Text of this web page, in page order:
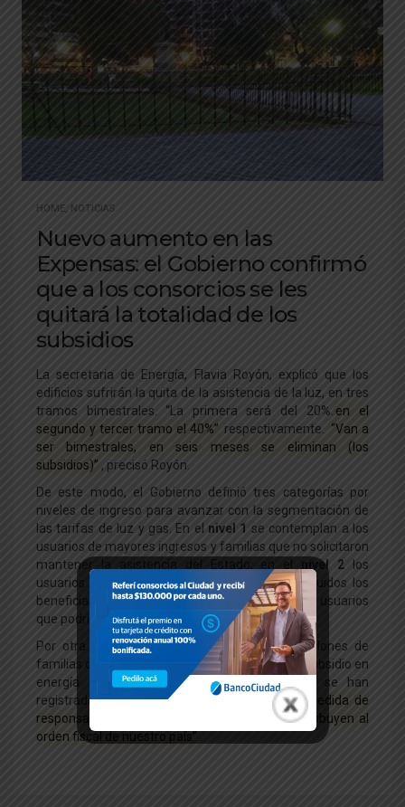
HOME, NOTICIAS
Nuevo aumento en las
Expensas: el Gobierno confirmó
que a los consorcios se les
quitará la totalidad de los
subsidios
La secretaria de Energía, Flavia Royón, explicó que los
edificios sufrirán la quita de la asistencia de la luz, en tres
tramos bimestrales. “La primera será del 20%. en el
segundo y tercer tramo el 40%” respectivamente.
“Van a
ser bimestrales, en seis meses se eliminan (los
subsidios)” , precisó Royón.
De este modo, el Gobierno definió tres categorías por
niveles de ingreso para avanzar con la segmentación de
las tarifas de luz y gas. En el nivel 1 se contemplan a los
usuarios de mayores ingresos y familias que no solicitaron
mantener la asistencia del Estado; en el
nivel 2 los
usuarios de menores ingresos registrados (incluidos los
beneficiarios de la tarifa social); y en elnivel 3 los usuarios
que podrían considerarse clase media.
Por otra parte, Royón agradeció a “las 4,5 millones de
familias que no se han registrado para pedir el subsidio en
energía eléctrica y las 3,5 millones que no se han
registrado para el subsidio de gas”:
“Es una medida de
responsabilidad que si lo pueden afrontar contribuyen al
orden fiscal de nuestro país”